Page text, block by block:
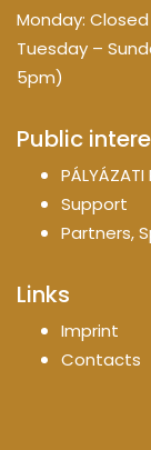
Monday: Closed
Tuesday –
5pm)
Public
PÁLYÁZATI
Support
Partners,
Links
Imprint
Contacts